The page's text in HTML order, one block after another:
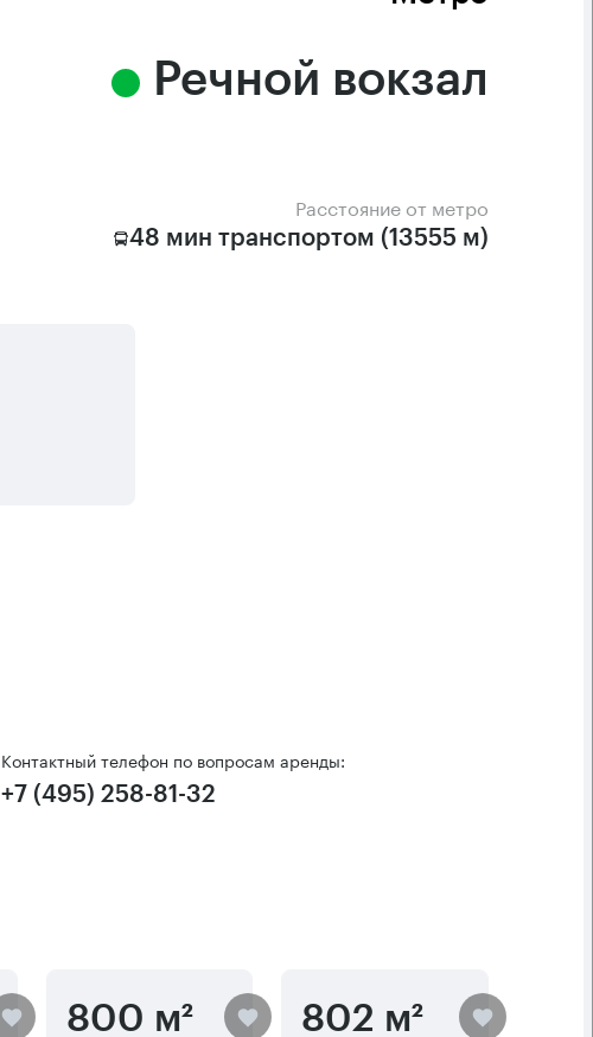
Речной вокзал
Расстояние от метро
48 мин транспортом (13555 м)
Контактный телефон по вопросам аренды:
+7 (495) 258-81-32
800 м² 802 м²